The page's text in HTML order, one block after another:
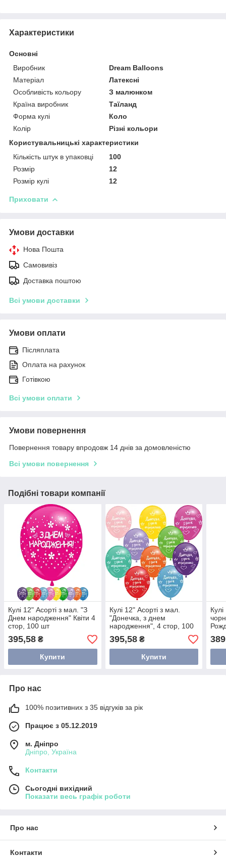
Характеристики
Основні
Виробник
Dream Balloons
Матеріал
Латексні
Особливість кольору
З малюнком
Країна виробник
Таїланд
Форма кулі
Коло
Колір
Різні кольори
Користувальницькі характеристики
Кількість штук в упаковці
100
Розмір
12
Розмір кулі
12
Приховати
Умови доставки
Нова Пошта
Самовивіз
Доставка поштою
Всі умови доставки
Умови оплати
Післяплата
Оплата на рахунок
Готівкою
Всі умови оплати
Умови повернення
Повернення товару впродовж 14 днів за домовленістю
Всі умови повернення
Подібні товари компанії
Кулі 12" Асорті з мал. "З
Днем народження" Квіти 4
стор, 100 шт
395,58 ₴
Купити
Кулі 12" Асорті з мал.
"Донечка, з днем
народження", 4 стор, 100
шт
395,58₴
Купити
Про нас
100% позитивних з 35 відгуків за рік
Працює з 05.12.2019
м. Дніпро
Дніпро, Україна
Контакти
Сьогодні вихідний
Показати весь графік роботи
Про нас
Контакти